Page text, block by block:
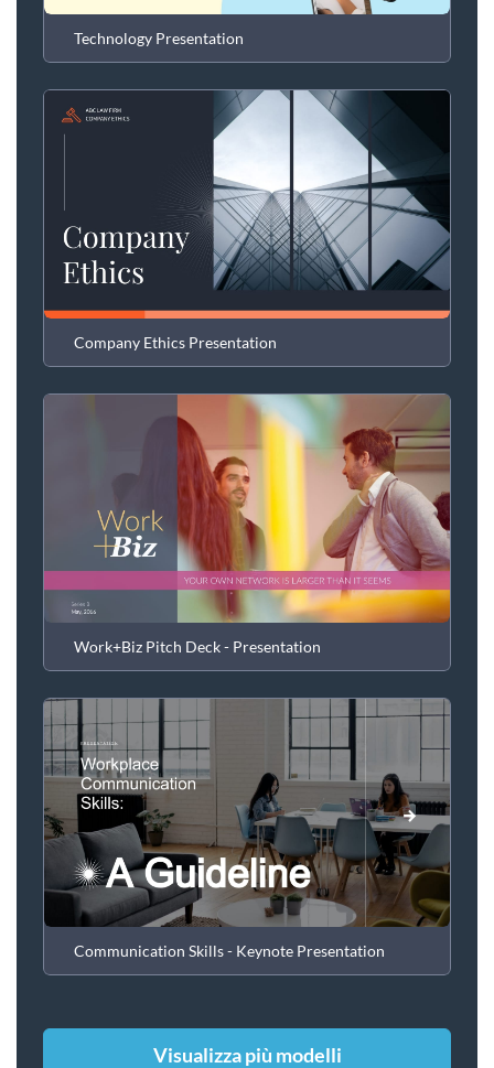
Technology Presentation
Company Ethics Presentation
Work+Biz Pitch Deck - Presentation
Communication Skills - Keynote Presentation
Visualizza più modelli